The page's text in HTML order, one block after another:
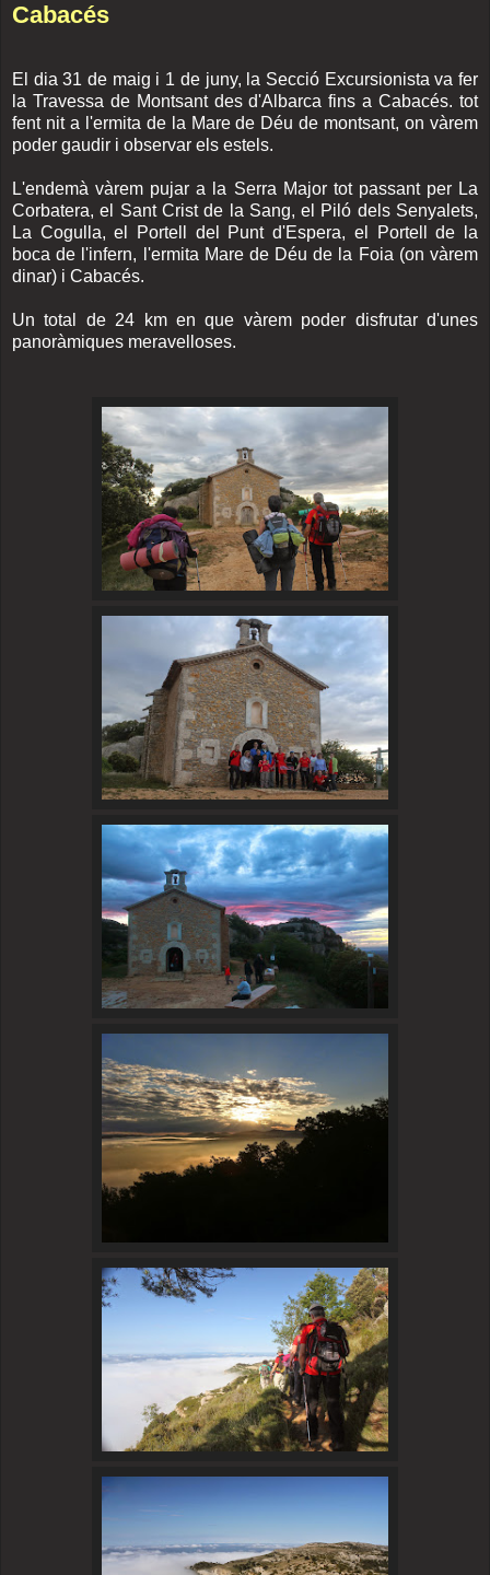
Cabacés
El dia 31 de maig i 1 de juny, la Secció Excursionista va fer
la Travessa de Montsant des d'Albarca fins a Cabacés. tot
fent nit a l'ermita de la Mare de Déu de montsant, on vàrem
poder gaudir i observar els estels.
L'endemà vàrem pujar a la Serra Major tot passant per La
Corbatera, el Sant Crist de la Sang, el Piló dels Senyalets,
La Cogulla, el Portell del Punt d'Espera, el Portell de la
boca de l'infern, l'ermita Mare de Déu de la Foia (on vàrem
dinar) i Cabacés.
Un total de 24 km en que vàrem poder disfrutar d'unes
panoràmiques meravelloses.